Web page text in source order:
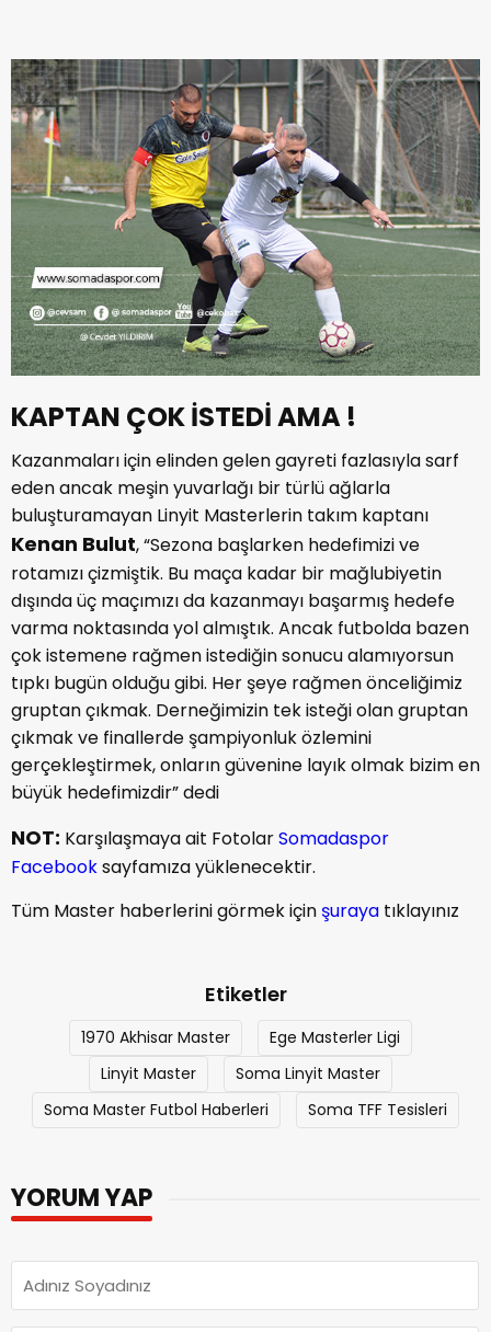
KAPTAN ÇOK İSTEDİ AMA !
Kazanmaları için elinden gelen gayreti fazlasıyla sarf
eden ancak meşin yuvarlağı bir türlü ağlarla
buluşturamayan Linyit Masterlerin takım kaptanı
Kenan Bulut, “Sezona başlarken hedefimizi ve
rotamızı çizmiştik. Bu maça kadar bir mağlubiyetin
dışında üç maçımızı da kazanmayı başarmış hedefe
varma noktasında yol almıştık. Ancak futbolda bazen
çok istemene rağmen istediğin sonucu alamıyorsun
tıpkı bugün olduğu gibi. Her şeye rağmen önceliğimiz
gruptan çıkmak. Derneğimizin tek isteği olan gruptan
çıkmak ve finallerde şampiyonluk özlemini
gerçekleştirmek, onların güvenine layık olmak bizim en
büyük hedefimizdir” dedi
NOT: Karşılaşmaya ait FotolarSomadaspor
Facebooksayfamıza yüklenecektir.
Tüm Master haberlerini görmek içinşuraya tıklayınız
Etiketler
1970 Akhisar Master
Ege Masterler Ligi
Linyit Master
Soma Linyit Master
Soma Master Futbol Haberleri
Soma TFF Tesisleri
YORUM YAP